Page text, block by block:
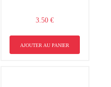
3.50 €
AJOUTER AU PANIER